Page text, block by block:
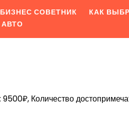
БИЗНЕС СОВЕТНИК
КАК
Количество